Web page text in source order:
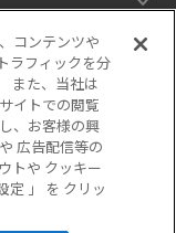
の
コンテンツや
ラフィックを分
また、当社は
イトでの閲覧
、お客様の興
広告配信等の
トや クッキー
定 」 を クリッ